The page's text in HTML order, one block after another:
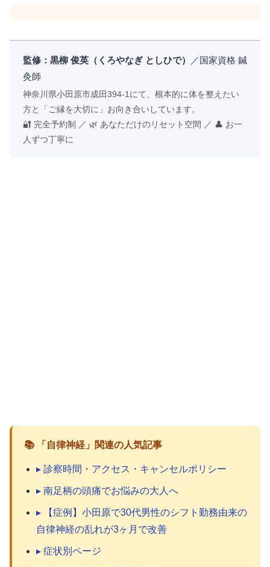
監修：黒柳 俊英（くろやなぎ としひで）
／国家資格 鍼
灸師
神奈川県小田原市成田394-1にて、根本的に体を整えたい
方と「ご縁を大切に」お向き合いしています。
🔐 完全予約制 ／ 🌿 あなただけのリセット空間 ／ 👤 お一
人ずつ丁寧に
📚 「自律神経」関連の人気記事
▸ 診察時間・アクセス・キャンセルポリシー
▸ 南足柄の頭痛でお悩みの大人へ
▸ 【症例】小田原で30代男性のシフト勤務由来の
自律神経の乱れが3ヶ月で改善
▸ 症状別ページ